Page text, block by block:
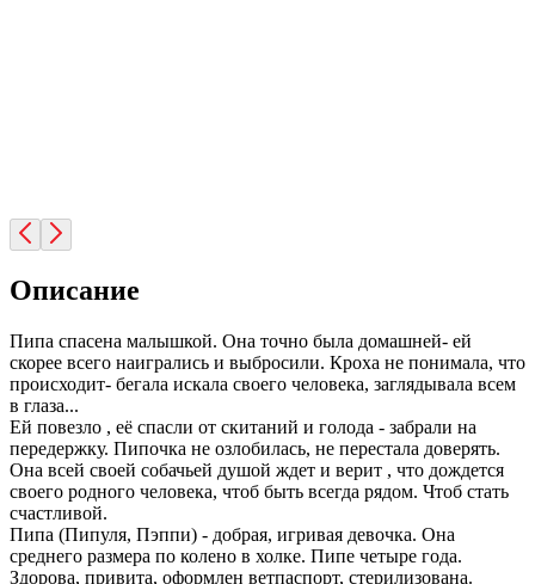
Описание
Пипа спасена малышкой. Она точно была домашней- ей
скорее всего наигрались и выбросили. Кроха не понимала, что
происходит- бегала искала своего человека, заглядывала всем
в глаза...
Ей повезло , её спасли от скитаний и голода - забрали на
передержку. Пипочка не озлобилась, не перестала доверять.
Она всей своей собачьей душой ждет и верит , что дождется
своего родного человека, чтоб быть всегда рядом. Чтоб стать
счастливой.
Пипа (Пипуля, Пэппи) - добрая, игривая девочка. Она
среднего размера по колено в холке. Пипе четыре года.
Здорова, привита, оформлен ветпаспорт, стерилизована.